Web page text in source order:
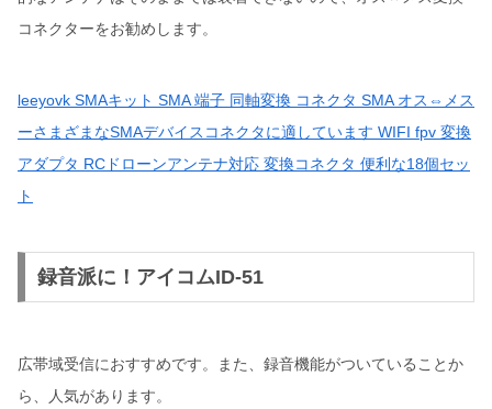
コネクターをお勧めします。
leeyovk SMAキット SMA 端子 同軸変換 コネクタ SMA オス⇔メス
ーさまざまなSMAデバイスコネクタに適しています WIFI fpv 変換
アダプタ RCドローンアンテナ対応 変換コネクタ 便利な18個セッ
ト
録音派に！アイコムID-51
広帯域受信におすすめです。また、録音機能がついていることか
ら、人気があります。